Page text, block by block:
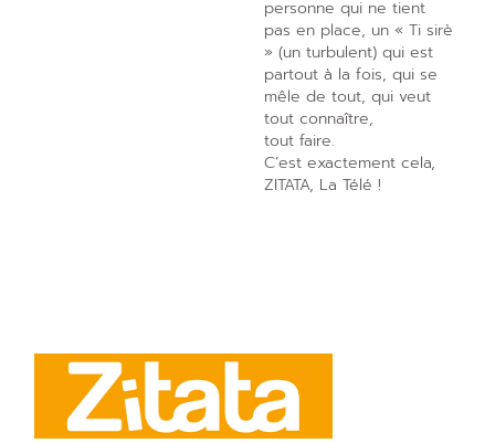
personne qui ne tient
pas en place, un « Ti sirè
» (un turbulent) qui est
partout à la fois, qui se
mêle de tout, qui veut
tout connaître,
tout faire.
C’est exactement cela,
ZITATA, La Télé !